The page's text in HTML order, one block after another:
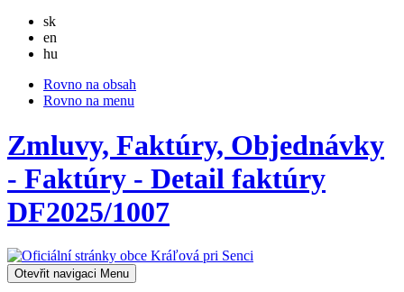
skSlovensky
en
hu
Rovno na obsah
Rovno na menu
Zmluvy, Faktúry, Objednávky
- Faktúry - Detail faktúry
DF2025/1007
Otevřit navigaci Menu